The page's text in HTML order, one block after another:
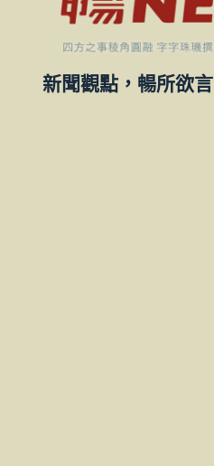
新聞觀點，暢所欲言